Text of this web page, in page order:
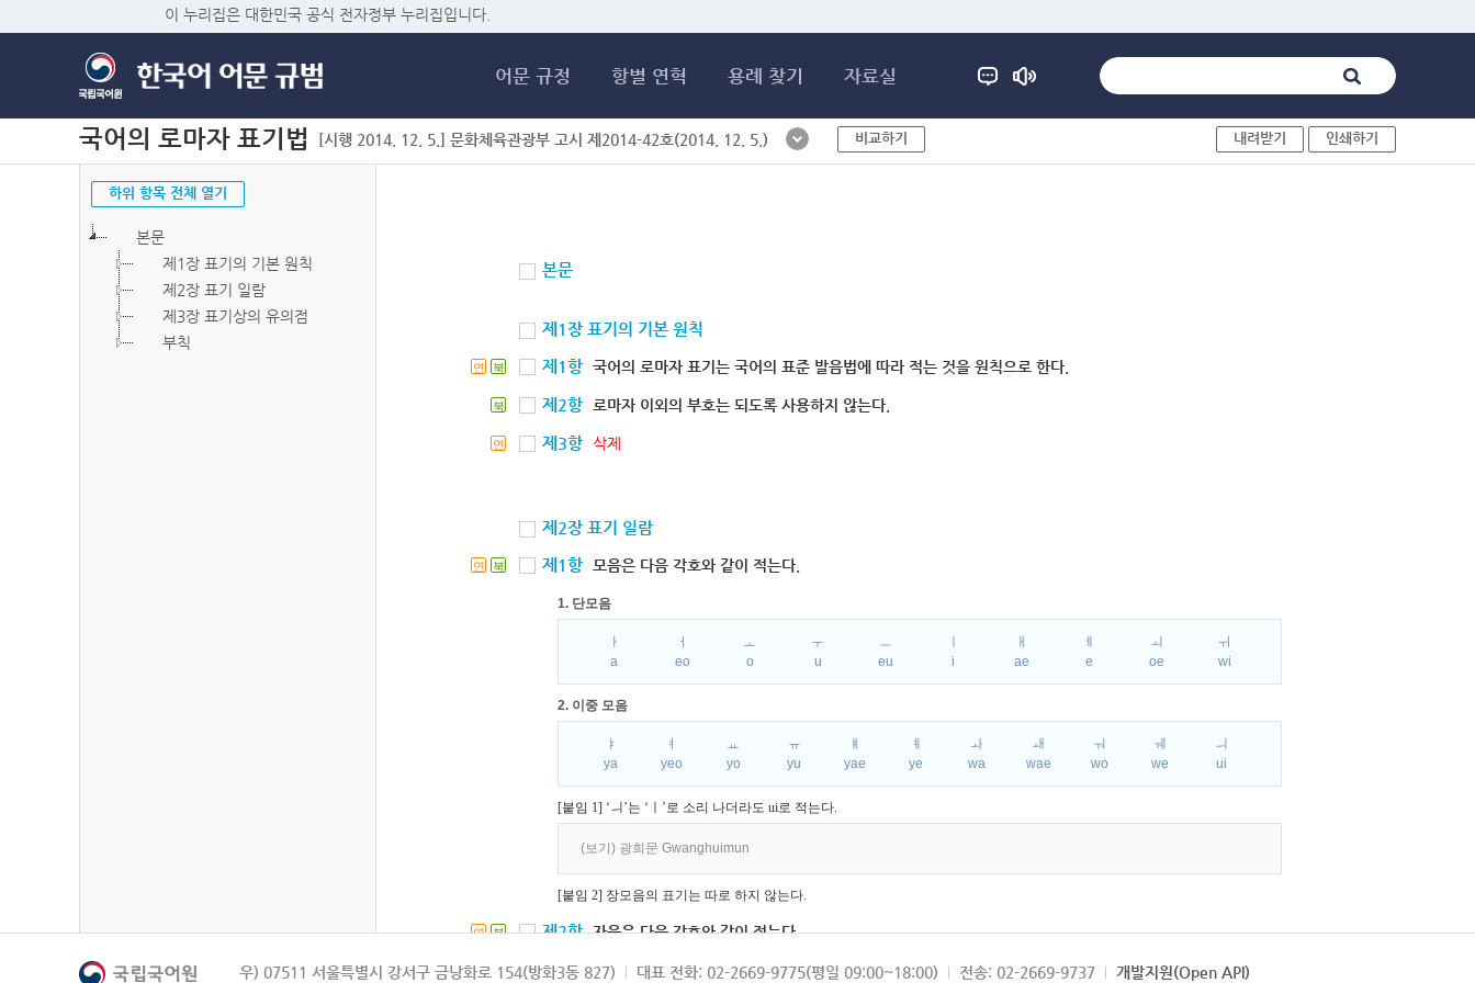
이 누리집은 대한민국 공식 전자정부 누리집입니다.
어문 규정 항별 연혁 용례 찾기 자료실
국어의 로마자 표기법 [시행 2014. 12. 5.] 문화체육관광부 고시 제2014-42호(2014. 12. 5.) 비교하기 내려받기 인쇄하기
하위 항목 전체 열기
본문
제1장 표기의 기본 원칙
제2장 표기 일람
제3장 표기상의 유의점
부칙
본문
제1장 표기의 기본 원칙
연 북 제1항 국어의 로마자 표기는 국어의 표준 발음법에 따라 적는 것을 원칙으로 한다.
북 제2항 로마자 이외의 부호는 되도록 사용하지 않는다.
연 제3항 삭제
제2장 표기 일람
연 북 제1항 모음은 다음 각호와 같이 적는다.
1. 단모음
ㅏ
a
ㅓ
eo
ㅗ
o
ㅜ
u
ㅡ
eu
i
ㅐ
ae
ㅔ
e
ㅚ
oe
ㅟ
wi
2. 이중 모음
ㅑ
ya
ㅕ
yeo
ㅛ
yo
ㅠ
yu
ㅒ
yae
ㅖ
ye
ㅘ
wa
ㅙ
wae
ㅝ
wo
ㅞ
we
ㅢ
ui
[붙임 1] ‘ㅢ’는 ‘ㅣ’로 소리 나더라도 ui로 적는다.
(보기) 광희문 Gwanghuimun
[붙임 2] 장모음의 표기는 따로 하지 않는다.
연 북 제2항 자음은 다음 각호와 같이 적는다.
1. 파열음
우) 07511 서울특별시 강서구 금낭화로 154(방화3동 827) 대표 전화: 02-2669-9775(평일 09:00~18:00) 전송: 02-2669-9737 개발지원(Open API)